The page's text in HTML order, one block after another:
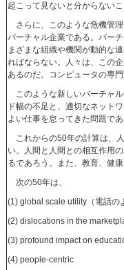
起こって見ないと分からない
さらに、このような危機管
バーチャル企業である。バー
まざまな組織や機関が動的な
ればならない。人々は、この
あるのだ。コンピュータの専
このような新しいバーチャ
ド幅の不足と、適切なネット
よい仕事を怠ってきた問題で
これからの50年の計算は、
い。人間と人間との相互作用
るであろう。また、教育、健
次の50年は、
(1) global scale utility（電話の
(2) dislocations in the
(3) profound impact on
(4) people-centric